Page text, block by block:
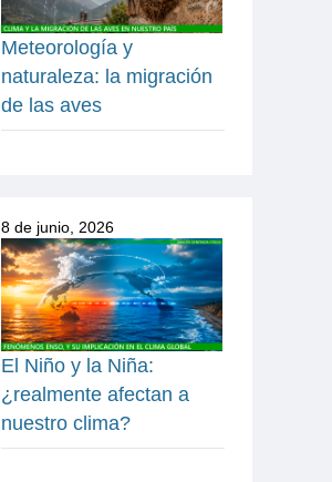
Meteorología y
naturaleza: la migración
de las aves
8 de junio, 2026
El Niño y la Niña:
¿realmente afectan a
nuestro clima?